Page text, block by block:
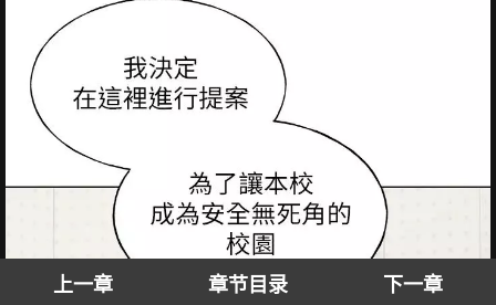
上一章 章节目录 下一章